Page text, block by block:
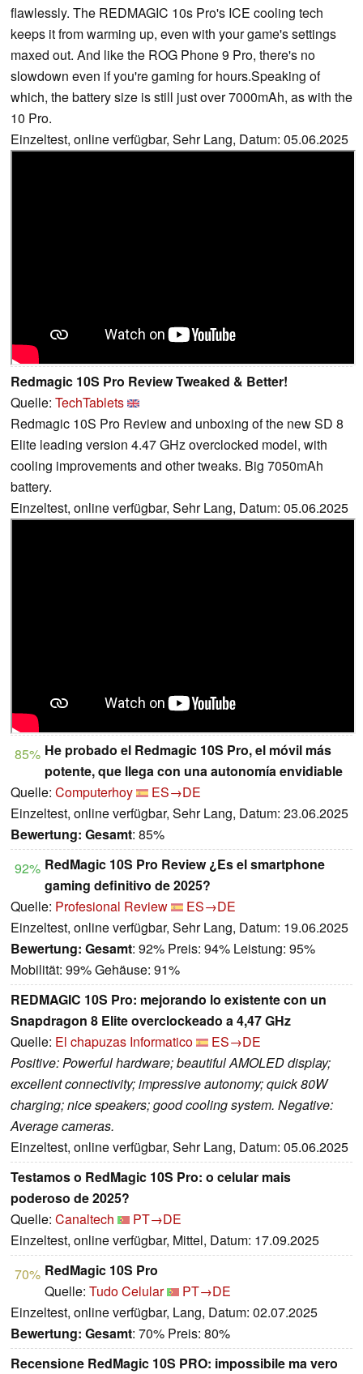
flawlessly. The REDMAGIC 10s Pro's ICE cooling tech
keeps it from warming up, even with your game's settings
maxed out. And like the ROG Phone 9 Pro, there's no
slowdown even if you're gaming for hours.Speaking of
which, the battery size is still just over 7000mAh, as with the
10 Pro.
Einzeltest, online verfügbar, Sehr Lang, Datum: 05.06.2025
Redmagic 10S Pro Review Tweaked & Better!
Quelle: TechTablets
Redmagic 10S Pro Review and unboxing of the new SD 8
Elite leading version 4.47 GHz overclocked model, with
cooling improvements and other tweaks. Big 7050mAh
battery.
Einzeltest, online verfügbar, Sehr Lang, Datum: 05.06.2025
85% He probado el Redmagic 10S Pro, el móvil más
potente, que llega con una autonomía envidiable
Quelle: Computerhoy
ES→DE
Einzeltest, online verfügbar, Sehr Lang, Datum: 23.06.2025
Bewertung: Gesamt: 85%
92% RedMagic 10S Pro Review ¿Es el smartphone
gaming definitivo de 2025?
Quelle: Profesional Review
ES→DE
Einzeltest, online verfügbar, Sehr Lang, Datum: 19.06.2025
Bewertung: Gesamt: 92% Preis: 94% Leistung: 95%
Mobilität: 99% Gehäuse: 91%
REDMAGIC 10S Pro: mejorando lo existente con un
Snapdragon 8 Elite overclockeado a 4,47 GHz
Quelle: El chapuzas Informatico
ES→DE
Positive: Powerful hardware; beautiful AMOLED display;
excellent connectivity; impressive autonomy; quick 80W
charging; nice speakers; good cooling system. Negative:
Average cameras.
Einzeltest, online verfügbar, Sehr Lang, Datum: 05.06.2025
Testamos o RedMagic 10S Pro: o celular mais
poderoso de 2025?
Quelle: Canaltech
PT→DE
Einzeltest, online verfügbar, Mittel, Datum: 17.09.2025
70% RedMagic 10S Pro
Quelle: Tudo Celular
PT→DE
Einzeltest, online verfügbar, Lang, Datum: 02.07.2025
Bewertung: Gesamt: 70% Preis: 80%
Recensione RedMagic 10S PRO: impossibile ma vero